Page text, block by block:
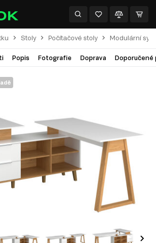
Stoly Počítačové stoly Modulární
Popis Fotografie Doprava Doporučené